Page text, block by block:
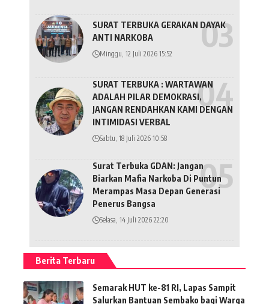
SURAT TERBUKA GERAKAN DAYAK
ANTI NARKOBA
Minggu, 12 Juli 2026 15:52
SURAT TERBUKA : WARTAWAN
ADALAH PILAR DEMOKRASI,
JANGAN RENDAHKAN KAMI DENGAN
INTIMIDASI VERBAL
Sabtu, 18 Juli 2026 10:58
Surat Terbuka GDAN: Jangan
Biarkan Mafia Narkoba Di Puntun
Merampas Masa Depan Generasi
Penerus Bangsa
Selasa, 14 Juli 2026 22:20
Berita Terbaru
Semarak HUT ke-81 RI, Lapas Sampit
Salurkan Bantuan Sembako bagi Warga